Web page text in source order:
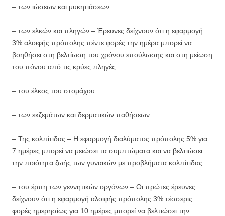
– των ιώσεων και μυκητιάσεων
– των ελκών και πληγών – Έρευνες δείχνουν ότι η εφαρμογή
3% αλοιφής πρόπολης πέντε φορές την ημέρα μπορεί να
βοηθήσει στη βελτίωση του χρόνου επούλωσης και στη μείωση
του πόνου από τις κρύες πληγές.
– του έλκος του στομάχου
– των εκζεμάτων και δερματικών παθήσεων
– Της κολπίτιδας – Η εφαρμογή διαλύματος πρόπολης 5% για
7 ημέρες μπορεί να μειώσει τα συμπτώματα και να βελτιώσει
την ποιότητα ζωής των γυναικών με προβλήματα κολπίτιδας.
– του έρπη των γεννητικών οργάνων – Οι πρώτες έρευνες
δείχνουν ότι η εφαρμογή αλοιφής πρόπολης 3% τέσσερις
φορές ημερησίως για 10 ημέρες μπορεί να βελτιώσει την